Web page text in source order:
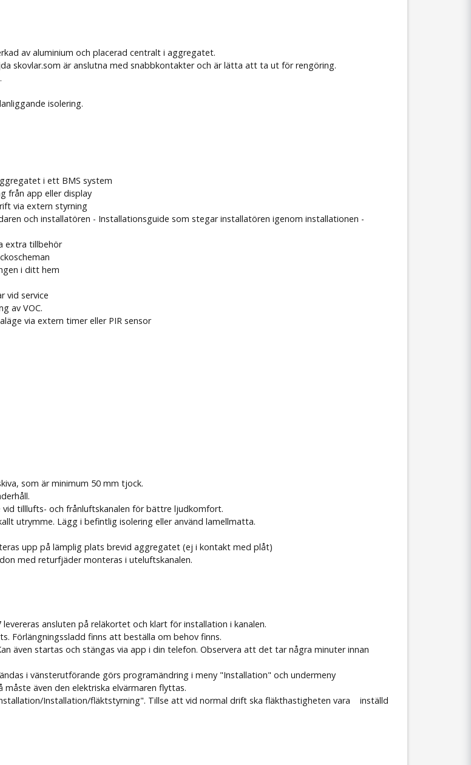
av aluminium och placerad centralt i aggregatet.
skovlar.som är anslutna med snabbkontakter och är lätta att ta ut för rengöring.
isolering.
i ett BMS system
från app eller display
via extern styrning
och installatören - Installationsguide som stegar installatören igenom installationen -
extra tillbehör
i ditt hem
vid service
av VOC.
via extern timer eller PIR sensor
som är minimum 50 mm tjock.
tilllufts- och frånluftskanalen för bättre ljudkomfort.
utrymme. Lägg i befintlig isolering eller använd lamellmatta.
upp på lämplig plats brevid aggregatet (ej i kontakt med plåt)
med returfjäder monteras i uteluftskanalen.
ansluten på reläkortet och klart för installation i kanalen.
Förlängningssladd finns att beställa om behov finns.
även startas och stängas via app i din telefon. Observera att det tar några minuter innan
i vänsterutförande görs programändring i meny "Installation" och undermeny
även den elektriska elvärmaren flyttas.
Installation/fläktstyrning". Tillse att vid normal drift ska fläkthastigheten vara inställd